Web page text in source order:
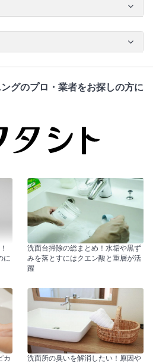
グのプロ・業者をお探しの方に
に
洗面台掃除の総まとめ！水垢や黒ず
みを落とすにはクエン酸と重層が活
躍
カ
洗面所の臭いを解消したい！原因や